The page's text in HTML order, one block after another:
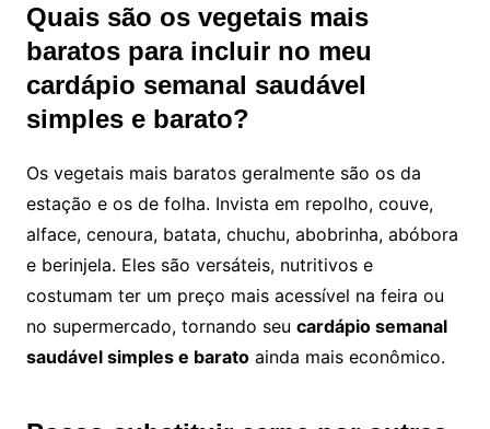
Quais são os vegetais mais
baratos para incluir no meu
cardápio semanal saudável
simples e barato?
Os vegetais mais baratos geralmente são os da
estação e os de folha. Invista em repolho, couve,
alface, cenoura, batata, chuchu, abobrinha, abóbora
e berinjela. Eles são versáteis, nutritivos e
costumam ter um preço mais acessível na feira ou
no supermercado, tornando seu cardápio semanal
saudável simples e baratoainda mais econômico.